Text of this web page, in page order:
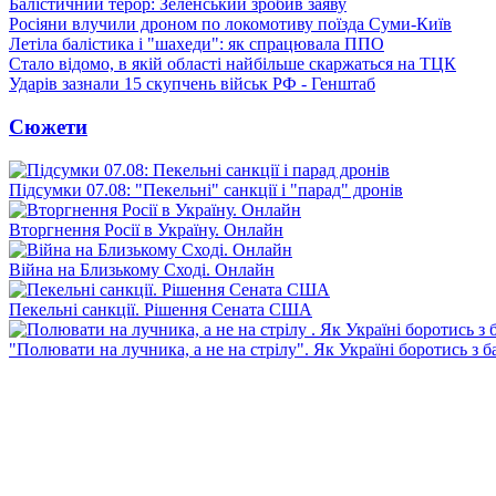
Балістичний терор: Зеленський зробив заяву
Росіяни влучили дроном по локомотиву поїзда Суми-Київ
Летіла балістика і "шахеди": як спрацювала ППО
Стало відомо, в якій області найбільше скаржаться на ТЦК
Ударів зазнали 15 скупчень військ РФ - Генштаб
Сюжети
Підсумки 07.08: "Пекельні" санкції і "парад" дронів
Вторгнення Росії в Україну. Онлайн
Війна на Близькому Сході. Онлайн
Пекельні санкції. Рішення Сената США
"Полювати на лучника, а не на стрілу". Як Україні боротись з